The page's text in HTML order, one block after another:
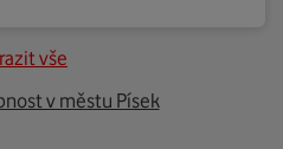
vše
v městu Písek